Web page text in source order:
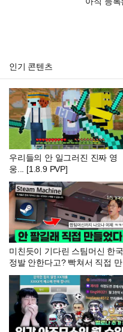
인기 콘텐츠
우리들의 안 일그러진 진짜 영
웅... [1.8.9 PVP]
미친듯이 기다린 스팀머신 한국
정발 안한다고? 빡쳐서 직접 만
어봤습니다 ㅋㅋ